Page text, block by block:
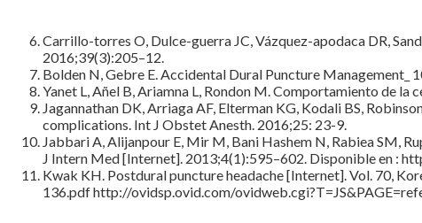
Carrillo-torres O, Dulce-guerra JC, Vázquez-apodaca DR,
2016;39(3):205–12.
Bolden N, Gebre E. Accidental Dural Puncture Management_
Yanet L, Añel B, Ariamna L, Rondon M. Comportamiento de
Jagannathan DK, Arriaga AF, Elterman KG, Kodali BS,
complications. Int J Obstet Anesth. 2016;25: 23-9.
Jabbari A, Alijanpour E, Mir M, Bani Hashem N, Rabiea SM,
J Intern Med [Internet]. 2013;4(1):595–602. Disponible en :
Kwak KH. Postdural puncture headache [Internet]. Vol. 70,
136.pdf http://ovidsp.ovid.com/